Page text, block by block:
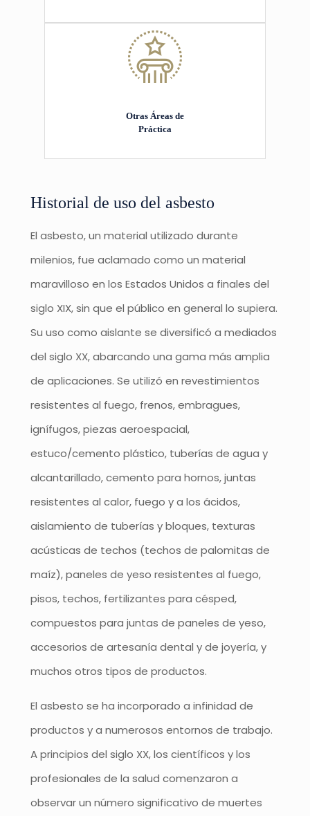
Otras Áreas de
Práctica
Historial de uso del asbesto
El asbesto, un material utilizado durante
milenios, fue aclamado como un material
maravilloso en los Estados Unidos a finales del
siglo XIX, sin que el público en general lo supiera.
Su uso como aislante se diversificó a mediados
del siglo XX, abarcando una gama más amplia
de aplicaciones. Se utilizó en revestimientos
resistentes al fuego, frenos, embragues,
ignífugos, piezas aeroespacial,
estuco/cemento plástico, tuberías de agua y
alcantarillado, cemento para hornos, juntas
resistentes al calor, fuego y a los ácidos,
aislamiento de tuberías y bloques, texturas
acústicas de techos (techos de palomitas de
maíz), paneles de yeso resistentes al fuego,
pisos, techos, fertilizantes para césped,
compuestos para juntas de paneles de yeso,
accesorios de artesanía dental y de joyería, y
muchos otros tipos de productos.
El asbesto se ha incorporado a infinidad de
productos y a numerosos entornos de trabajo.
A principios del siglo XX, los científicos y los
profesionales de la salud comenzaron a
observar un número significativo de muertes